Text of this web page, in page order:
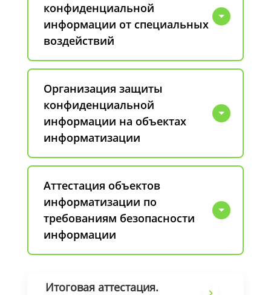
конфиденциальной
информации от специальных
воздействий
Организация защиты
конфиденциальной
информации на объектах
информатизации
Аттестация объектов
информатизации по
требованиям безопасности
информации
Итоговая аттестация.